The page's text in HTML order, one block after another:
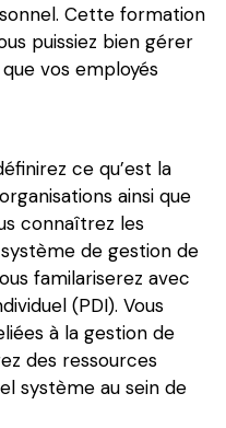
Cette formation
puissiez bien gérer
vos employés
ce qu’est la
ainsi que
connaîtrez les
de gestion de
familariserez avec
(PDI). Vous
à la gestion de
des ressources
système au sein de